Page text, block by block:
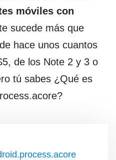
móviles con
sucede más que
hace unos cuantos
de los Note 2 y 3 o
tú sabes ¿Qué es